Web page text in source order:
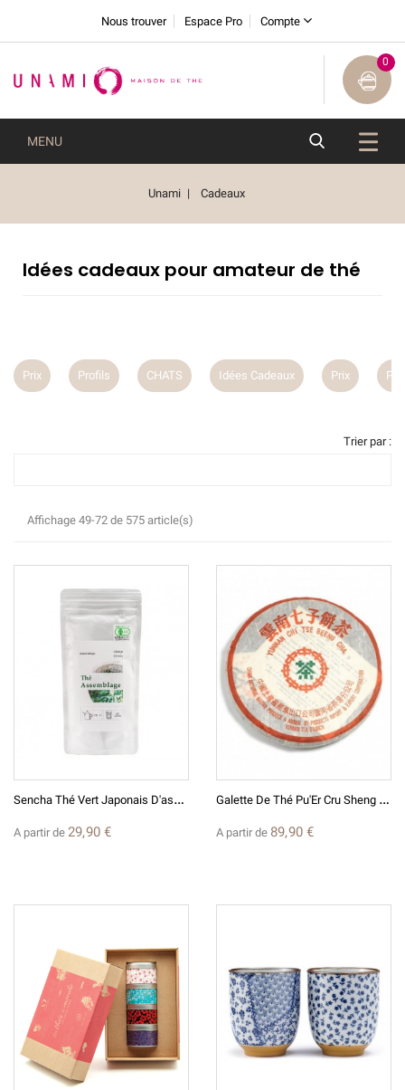
Nous trouver Espace Pro Compte
0
MENU
Unami Cadeaux
Idées cadeaux pour amateur de thé
Prix Profils CHATS Idées Cadeaux Prix
Trier par :
Affichage 49-72 de 575 article(s)
S
Encha Thé Vert Japonais D'assemblage
A partir de 29,90 €
G
Alette De Thé Pu'Er Cru Sheng 2003 De Menghai
A partir de 89,90 €